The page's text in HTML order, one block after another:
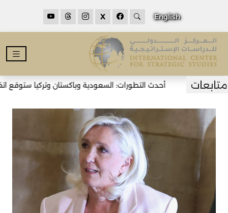
English
X
أحدث التطورات: السعودية وباكستان وتركيا ستوقع